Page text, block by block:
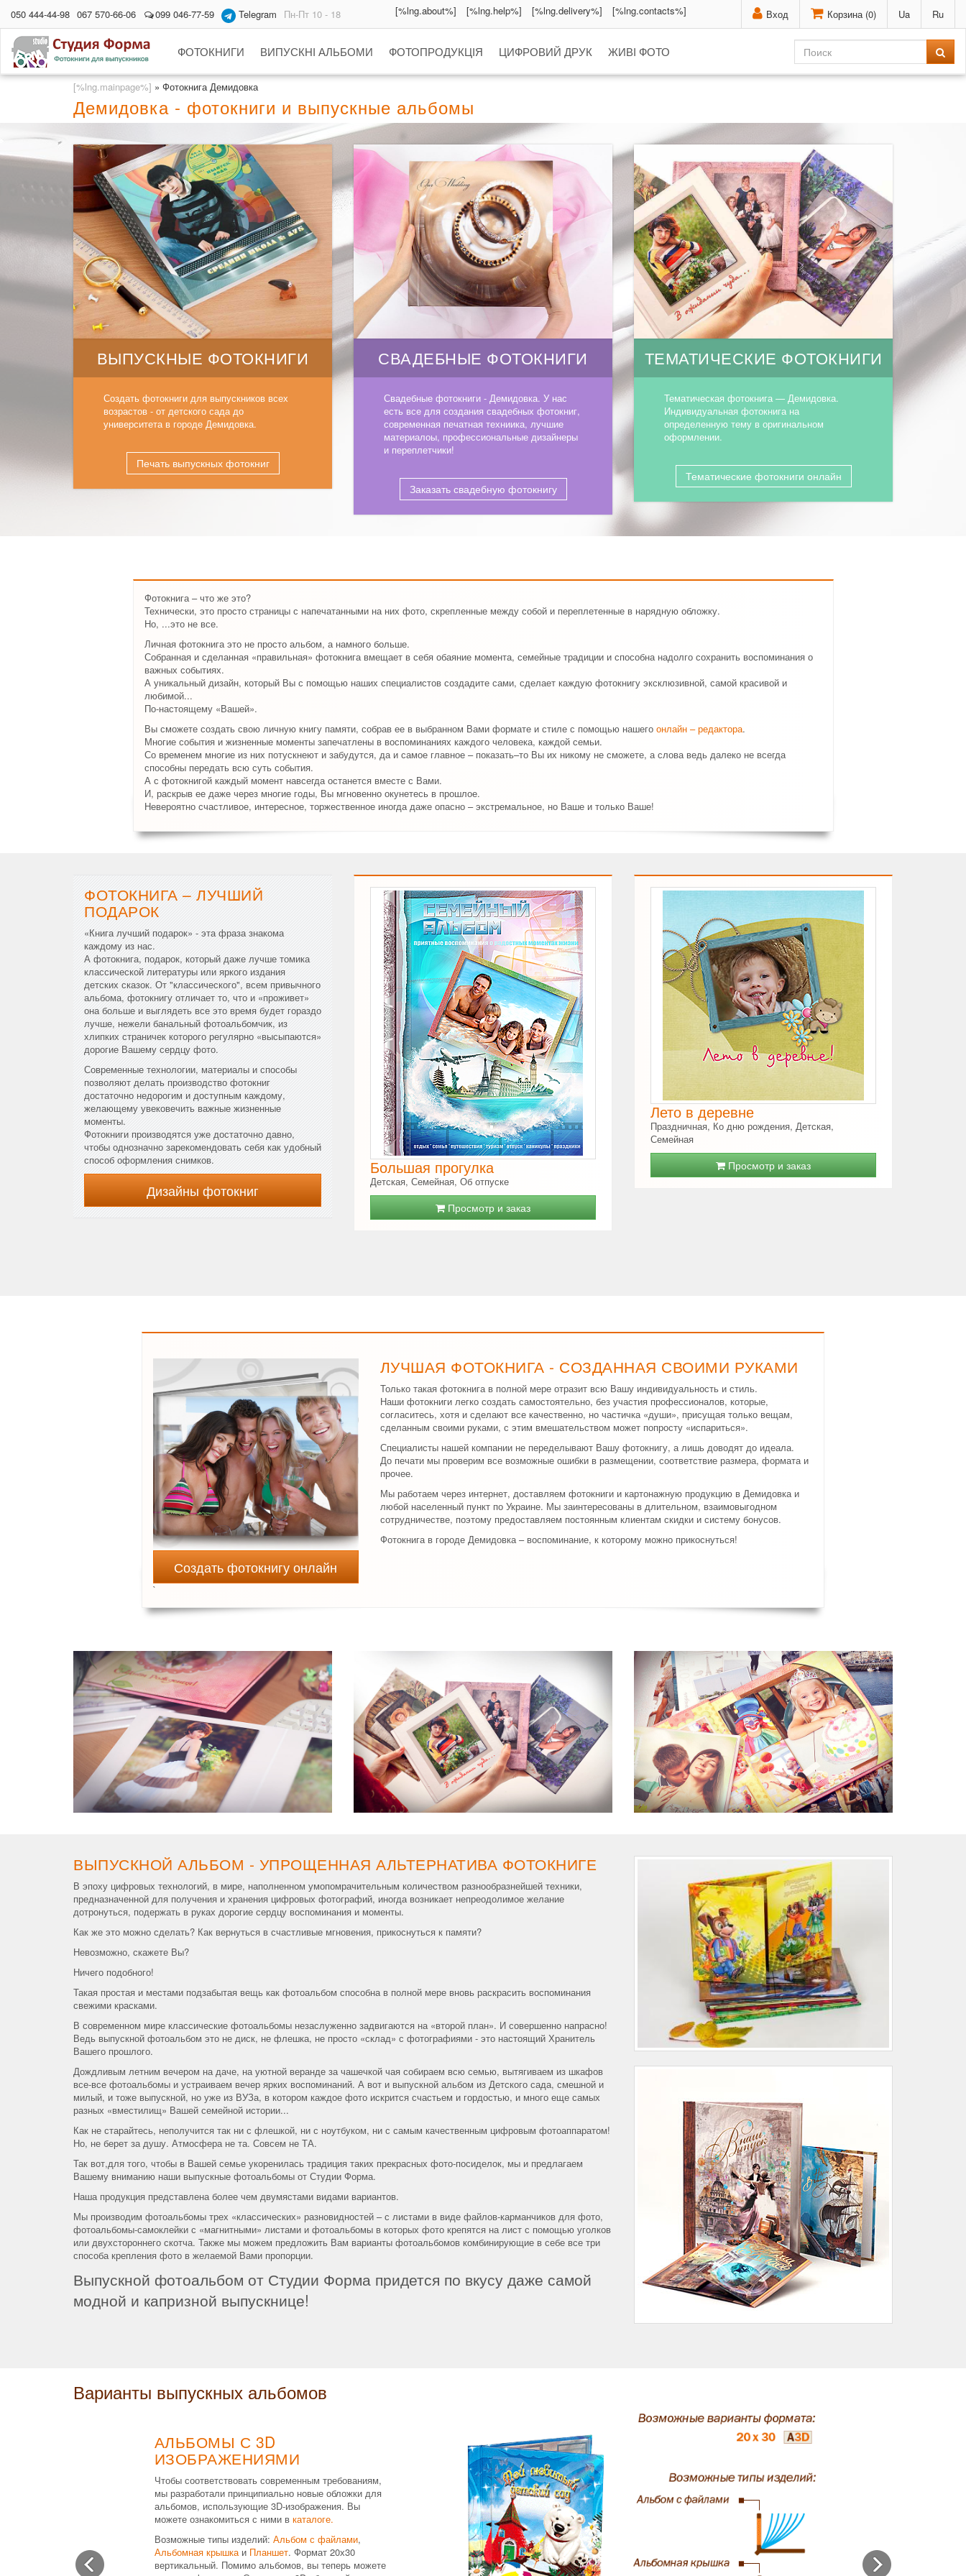
Вход Корзина (0) Ua Ru
050 444-44-98 067 570-66-06 099 046-77-59 Telegram Пн-Пт 10 - 18 [%lng.about%] [%lng.help%] [%lng.delivery%] [%lng.contacts%]
ФОТОКНИГИ ВИПУСКНІ АЛЬБОМИ ФОТОПРОДУКЦІЯ ЦИФРОВИЙ ДРУК ЖИВІ ФОТО
[%lng.mainpage%] » Фотокнига Демидовка
Демидовка - фотокниги и выпускные альбомы
ВЫПУСКНЫЕ ФОТОКНИГИ
Создать фотокниги для выпускников всех
возрастов - от детского сада до
университета в городе Демидовка.
Печать выпускных фотокниг
СВАДЕБНЫЕ ФОТОКНИГИ
Свадебные фотокниги - Демидовка. У нас
есть все для создания свадебных фотокниг,
современная печатная техниика, лучшие
материалоы, профессиональные дизайнеры
и переплетчики!
Заказать свадебную фотокнигу
ТЕМАТИЧЕСКИЕ ФОТОКНИГИ
Тематическая фотокнига — Демидовка.
Индивидуальная фотокнига на
определенную тему в оригинальном
оформлении.
Тематические фотокниги онлайн
Фотокнига – что же это?
Технически, это просто страницы с напечатанными на них фото, скрепленные между собой и переплетенные в нарядную обложку.
Но, ...это не все.
Личная фотокнига это не просто альбом, а намного больше.
Собранная и сделанная «правильная» фотокнига вмещает в себя обаяние момента, семейные традиции и способна надолго сохранить воспоминания о
важных событиях.
А уникальный дизайн, который Вы с помощью наших специалистов создадите сами, сделает каждую фотокнигу эксклюзивной, самой красивой и
любимой...
По-настоящему «Вашей».
Вы сможете создать свою личную книгу памяти, собрав ее в выбранном Вами формате и стиле с помощью нашего онлайн – редактора.
Многие события и жизненные моменты запечатлены в воспоминаниях каждого человека, каждой семьи.
Со временем многие из них потускнеют и забудутся, да и самое главное – показать–то Вы их никому не сможете, а слова ведь далеко не всегда
способны передать всю суть события.
А с фотокнигой каждый момент навсегда останется вместе с Вами.
И, раскрыв ее даже через многие годы, Вы мгновенно окунетесь в прошлое.
Невероятно счастливое, интересное, торжественное иногда даже опасно – экстремальное, но Ваше и только Ваше!
ФОТОКНИГА – ЛУЧШИЙ
ПОДАРОК
«Книга лучший подарок» - эта фраза знакома
каждому из нас.
А фотокнига, подарок, который даже лучше томика
классической литературы или яркого издания
детских сказок. От "классического", всем привычного
альбома, фотокнигу отличает то, что и «проживет»
она больше и выглядеть все это время будет гораздо
лучше, нежели банальный фотоальбомчик, из
хлипких страничек которого регулярно «высыпаются»
дорогие Вашему сердцу фото.
Современные технологии, материалы и способы
позволяют делать производство фотокниг
достаточно недорогим и доступным каждому,
желающему увековечить важные жизненные
моменты.
Фотокниги производятся уже достаточно давно,
чтобы однозначно зарекомендовать себя как удобный
способ оформления снимков.
Дизайны фотокниг
Большая прогулка
Детская, Семейная, Об отпуске
Просмотр и заказ
Лето в деревне
Праздничная, Ко дню рождения, Детская,
Семейная
Просмотр и заказ
Создать фотокнигу онлайн
`
ЛУЧШАЯ ФОТОКНИГА - СОЗДАННАЯ СВОИМИ РУКАМИ
Только такая фотокнига в полной мере отразит всю Вашу индивидуальность и стиль.
Наши фотокниги легко создать самостоятельно, без участия профессионалов, которые,
согласитесь, хотя и сделают все качественно, но частичка «души», присущая только вещам,
сделанным своими руками, с этим вмешательством может попросту «испариться».
Специалисты нашей компании не переделывают Вашу фотокнигу, а лишь доводят до идеала.
До печати мы проверим все возможные ошибки в размещении, соответствие размера, формата и
прочее.
Мы работаем через интернет, доставляем фотокниги и картонажную продукцию в Демидовка и
любой населенный пункт по Украине. Мы заинтересованы в длительном, взаимовыгодном
сотрудничестве, поэтому предоставляем постоянным клиентам скидки и систему бонусов.
Фотокнига в городе Демидовка – воспоминание, к которому можно прикоснуться!
ВЫПУСКНОЙ АЛЬБОМ - УПРОЩЕННАЯ АЛЬТЕРНАТИВА ФОТОКНИГЕ
В эпоху цифровых технологий, в мире, наполненном умопомрачительным количеством разнообразнейшей техники,
предназначенной для получения и хранения цифровых фотографий, иногда возникает непреодолимое желание
дотронуться, подержать в руках дорогие сердцу воспоминания и моменты.
Как же это можно сделать? Как вернуться в счастливые мгновения, прикоснуться к памяти?
Невозможно, скажете Вы?
Ничего подобного!
Такая простая и местами подзабытая вещь как фотоальбом способна в полной мере вновь раскрасить воспоминания
свежими красками.
В современном мире классические фотоальбомы незаслуженно задвигаются на «второй план». И совершенно напрасно!
Ведь выпускной фотоальбом это не диск, не флешка, не просто «склад» с фотографиями - это настоящий Хранитель
Вашего прошлого.
Дождливым летним вечером на даче, на уютной веранде за чашечкой чая собираем всю семью, вытягиваем из шкафов
все-все фотоальбомы и устраиваем вечер ярких воспоминаний. А вот и выпускной альбом из Детского сада, смешной и
милый, и тоже выпускной, но уже из ВУЗа, в котором каждое фото искрится счастьем и гордостью, и много еще самых
разных «вместилищ» Вашей семейной истории...
Как не старайтесь, неполучится так ни с флешкой, ни с ноутбуком, ни с самым качественным цифровым фотоаппаратом!
Но, не берет за душу. Атмосфера не та. Совсем не ТА.
Так вот,для того, чтобы в Вашей семье укоренилась традиция таких прекрасных фото-посиделок, мы и предлагаем
Вашему вниманию наши выпускные фотоальбомы от Студии Форма.
Наша продукция представлена более чем двумястами видами вариантов.
Мы производим фотоальбомы трех «классических» разновидностей – с листами в виде файлов-карманчиков для фото,
фотоальбомы-самоклейки с «магнитными» листами и фотоальбомы в которых фото крепятся на лист с помощью уголков
или двухстороннего скотча. Также мы можем предложить Вам варианты фотоальбомов комбинирующие в себе все три
способа крепления фото в желаемой Вами пропорции.
Выпускной фотоальбом от Студии Форма придется по вкусу даже самой
модной и капризной выпускнице!
Варианты выпускных альбомов
АЛЬБОМЫ С 3D
ИЗОБРАЖЕНИЯМИ
Чтобы соответствовать современным требованиям,
мы разработали принципиально новые обложки для
альбомов, использующие 3D-изображения. Вы
можете ознакомиться с ними в каталоге.
Возможные типы изделий: Альбом с файлами,
Альбомная крышкаи Планшет. Формат 20х30
вертикальный. Помимо альбомов, вы теперь можете